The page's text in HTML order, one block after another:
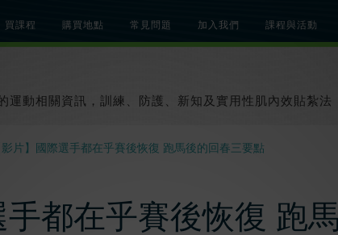
買課程 購買地點 常見問題 加入我們
課程與活動
運動相關資訊，訓練、防護、新知及實用性肌內效貼紮法
影片】國際選手都在乎賽後恢復 跑馬後的回春三要點
手都在乎賽後恢復 跑